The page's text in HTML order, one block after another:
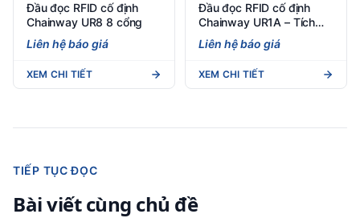
Đầu đọc RFID cố định
Chainway UR8 8 cổng
Liên hệ báo giá
XEM CHI TIẾT
Đầu đọc RFID cố định
Chainway UR1A – Tích
hợp anten, hiệu năng UHF
vượt trội
Liên hệ báo giá
XEM CHI TIẾT
TIẾP TỤC ĐỌC
Bài viết cùng chủ đề